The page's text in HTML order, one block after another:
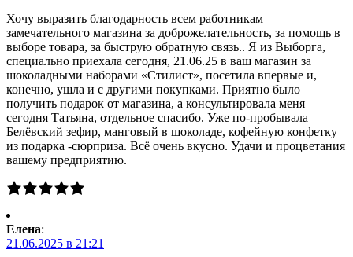
Хочу выразить благодарность всем работникам
замечательного магазина за доброжелательность, за помощь в
выборе товара, за быструю обратную связь.. Я из Выборга,
специально приехала сегодня, 21.06.25 в ваш магазин за
шоколадными наборами «Стилист», посетила впервые и,
конечно, ушла и с другими покупками. Приятно было
получить подарок от магазина, а консультировала меня
сегодня Татьяна, отдельное спасибо. Уже по-пробывала
Белёвский зефир, манговый в шоколаде, кофейную конфетку
из подарка -сюрприза. Всё очень вкусно. Удачи и процветания
вашему предприятию.
Елена:
21.06.2025 в 21:21